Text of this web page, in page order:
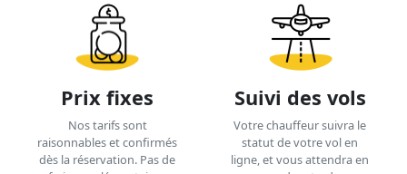
Prix fixes
Nos tarifs sont
raisonnables et confirmés
dès la réservation. Pas de
Suivi des vols
Votre chauffeur suivra le
statut de votre vol en
ligne, et vous attendra en